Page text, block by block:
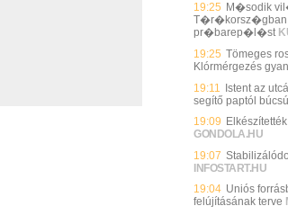
19:25 M�sodik
T�r�korsz�gban
pr�barep�l�st
19:25 Tömeges
Klórmérgezés
19:11
Istent az
segítő paptól
19:09
GONDOLA.HU
19:07
INFOSTART.HU
19:04 Uniós
felújításának terve